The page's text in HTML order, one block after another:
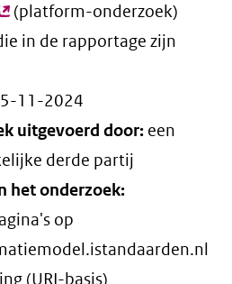
(platform-onderzoek)
in de rapportage zijn
11-2024
uitgevoerd door: een
derde partij
het onderzoek:
op
(URI-basis)